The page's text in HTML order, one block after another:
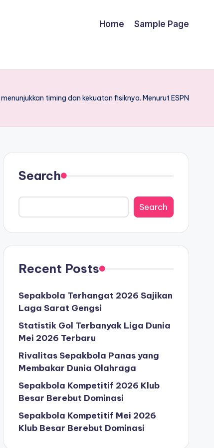
Home Sample Page
menunjukkan timing dan kekuatan fisiknya. Menurut ESPN
Search
Search
Recent Posts
Sepakbola Terhangat 2026 Sajikan
Laga Sarat Gengsi
Statistik Gol Terbanyak Liga Dunia
Mei 2026 Terbaru
Rivalitas Sepakbola Panas yang
Membakar Dunia Olahraga
Sepakbola Kompetitif 2026 Klub
Besar Berebut Dominasi
Sepakbola Kompetitif Mei 2026
Klub Besar Berebut Dominasi